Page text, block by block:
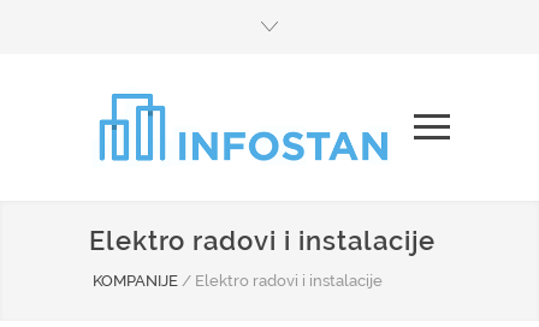
Elektro radovi i instalacije
KOMPANIJE / Elektro radovi i instalacije